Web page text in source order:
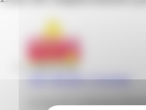
Gifi | Becker | Cayenne
12 rue du Lieutenant